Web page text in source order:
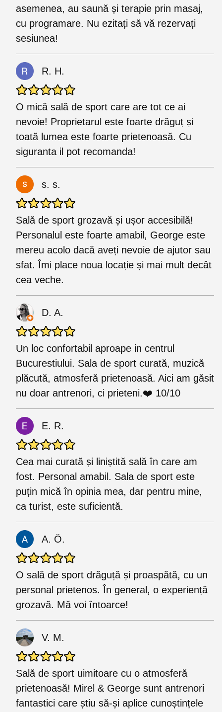
asemenea, au saună și terapie prin masaj,
cu programare. Nu ezitați să vă rezervați
sesiunea!
R. H.
O mică sală de sport care are tot ce ai
nevoie! Proprietarul este foarte drăguț și
toată lumea este foarte prietenoasă. Cu
siguranta il pot recomanda!
s. s.
Sală de sport grozavă și ușor accesibilă!
Personalul este foarte amabil, George este
mereu acolo dacă aveți nevoie de ajutor sau
sfat. Îmi place noua locație și mai mult decât
cea veche.
D. A.
Un loc confortabil aproape in centrul
Bucurestiului. Sala de sport curată, muzică
plăcută, atmosferă prietenoasă. Aici am găsit
nu doar antrenori, ci prieteni.❤️ 10/10
E. R.
Cea mai curată și liniștită sală în care am
fost. Personal amabil. Sala de sport este
puțin mică în opinia mea, dar pentru mine,
ca turist, este suficientă.
A. Ö.
O sală de sport drăguță și proaspătă, cu un
personal prietenos. În general, o experiență
grozavă. Mă voi întoarce!
V. M.
Sală de sport uimitoare cu o atmosferă
prietenoasă! Mirel & George sunt antrenori
fantastici care știu să-și aplice cunoștințele